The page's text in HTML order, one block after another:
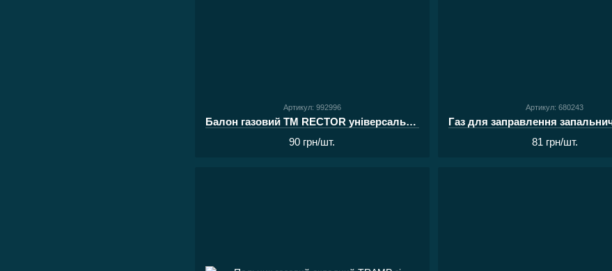
Артикул: 992996
Балон газовий TM RECTOR універсальний 220г
90 грн/шт.
Артикул: 680243
81 грн/шт.